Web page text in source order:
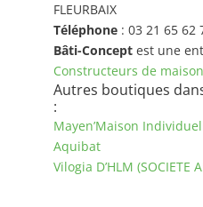
FLEURBAIX
Téléphone: 03 21 65 62
Bâti-Conceptest une
Constructeurs de
Autres boutiques
:
Mayen’Maison
Aquibat
Vilogia D’HLM (SOCIETE